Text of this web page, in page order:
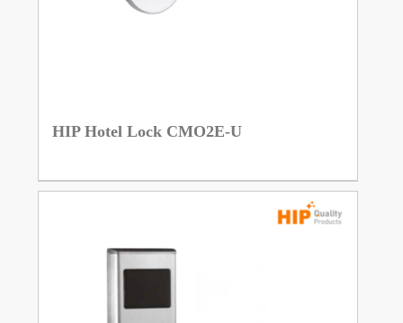
HIP Hotel Lock CMO2E-U